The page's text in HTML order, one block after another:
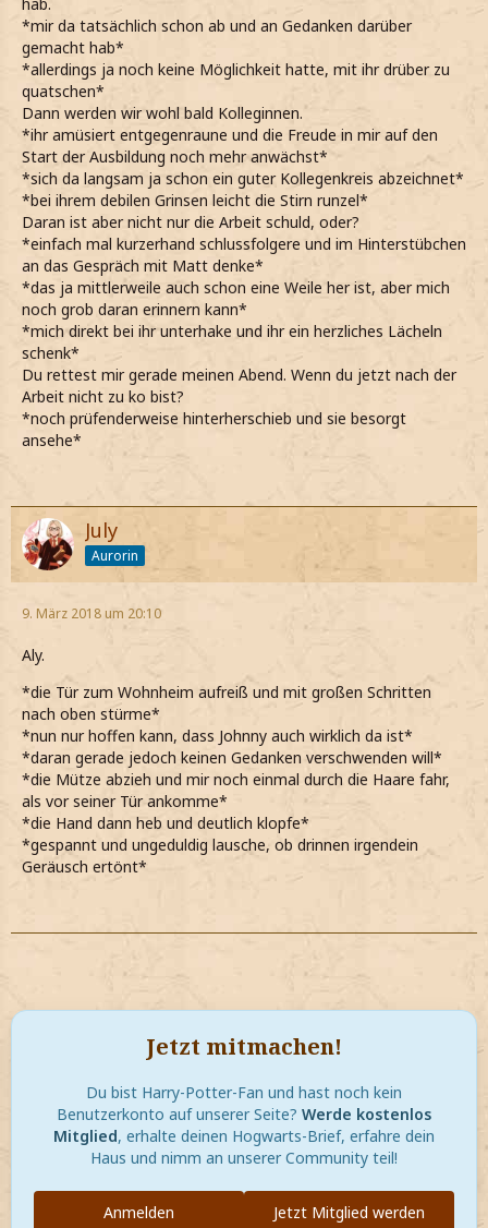
*mir da tatsächlich schon ab und an Gedanken darüber
gemacht hab*
*allerdings ja noch keine Möglichkeit hatte, mit ihr drüber zu
quatschen*
Dann werden wir wohl bald Kolleginnen.
*ihr amüsiert entgegenraune und die Freude in mir auf den
Start der Ausbildung noch mehr anwächst*
*sich da langsam ja schon ein guter Kollegenkreis abzeichnet*
*bei ihrem debilen Grinsen leicht die Stirn runzel*
Daran ist aber nicht nur die Arbeit schuld, oder?
*einfach mal kurzerhand schlussfolgere und im Hinterstübchen
an das Gespräch mit Matt denke*
*das ja mittlerweile auch schon eine Weile her ist, aber mich
noch grob daran erinnern kann*
*mich direkt bei ihr unterhake und ihr ein herzliches Lächeln
schenk*
Du rettest mir gerade meinen Abend. Wenn du jetzt nach der
Arbeit nicht zu ko bist?
*noch prüfenderweise hinterherschieb und sie besorgt
ansehe*
July
Aurorin
9. März 2018 um 20:10
Aly.
*die Tür zum Wohnheim aufreiß und mit großen Schritten
nach oben stürme*
*nun nur hoffen kann, dass Johnny auch wirklich da ist*
*daran gerade jedoch keinen Gedanken verschwenden will*
*die Mütze abzieh und mir noch einmal durch die Haare fahr,
als vor seiner Tür ankomme*
*die Hand dann heb und deutlich klopfe*
*gespannt und ungeduldig lausche, ob drinnen irgendein
Geräusch ertönt*
Jetzt mitmachen!
Du bist Harry-Potter-Fan und hast noch kein
Benutzerkonto auf unserer Seite? Werde kostenlos
Mitglied, erhalte deinen Hogwarts-Brief, erfahre dein
Haus und nimm an unserer Community teil!
Jetzt Mitglied werden
Anmelden